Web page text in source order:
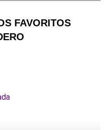
FAVORITOS